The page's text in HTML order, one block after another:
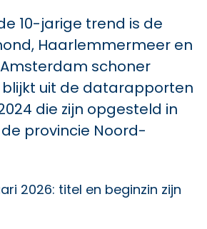
10-jarige trend is de
Haarlemmermeer en
schoner
blijkt uit de datarapporten
die zijn opgesteld in
provincie Noord-
2026: titel en beginzin zijn